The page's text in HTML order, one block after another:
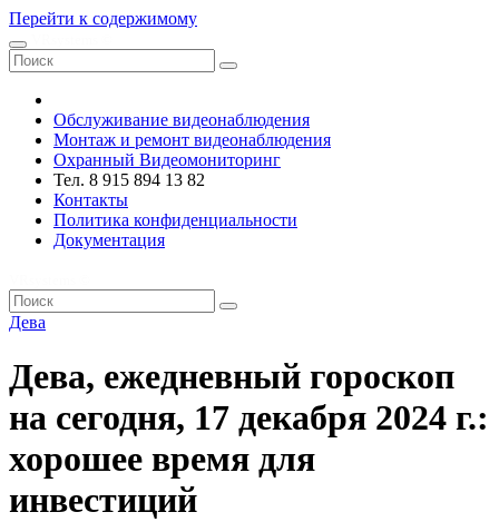
Перейти к содержимому
Обслуживание видеонаблюдения
Монтаж и ремонт видеонаблюдения
Охранный Видеомониторинг
Тел. 8 915 894 13 82
Контакты
Политика конфиденциальности
Документация
Дева
Дева, ежедневный гороскоп
на сегодня, 17 декабря 2024 г.:
хорошее время для
инвестиций